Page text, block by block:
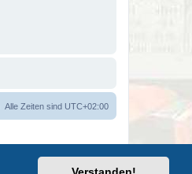
Alle Zeiten sind UTC+02:00